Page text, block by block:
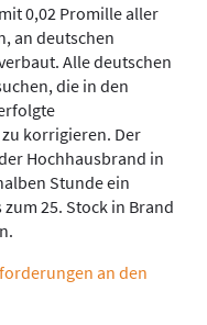
0,02 Promille aller
an deutschen
Alle deutschen
die in den
korrigieren. Der
Hochhausbrand in
Stunde ein
25. Stock in Brand
an den